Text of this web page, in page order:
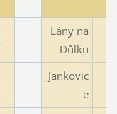
Lány na
Důlku
Jankovic
e